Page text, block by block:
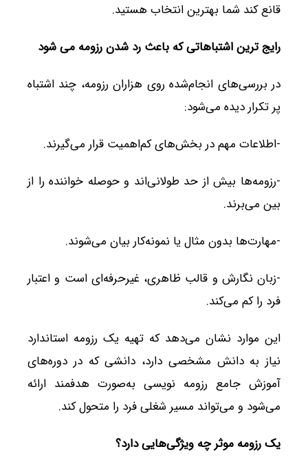
قانع کند شما بهترین انتخاب هستید.
رایج ترین اشتباهاتی که باعث رد شدن رزومه می شود
در بررسی‌های انجام‌شده روی هزاران رزومه، چند اشتباه
پر تکرار دیده می‌شود:
-اطلاعات مهم در بخش‌های کم‌اهمیت قرار می‌گیرند.
-رزومه‌ها بیش از حد طولانی‌اند و حوصله خواننده را از
بین می‌برند.
-مهارت‌ها بدون مثال یا نمونه‌کار بیان می‌شوند.
-زبان نگارش و قالب ظاهری، غیرحرفه‌ای است و اعتبار
فرد را کم می‌کند.
این موارد نشان می‌دهد که تهیه یک رزومه استاندارد
نیاز به دانش مشخصی دارد، دانشی که در دوره‌های
آموزش جامع رزومه نویسی به‌صورت هدفمند ارائه
می‌شود و می‌تواند مسیر شغلی فرد را متحول کند.
یک رزومه موثر چه ویژگی‌هایی دارد؟